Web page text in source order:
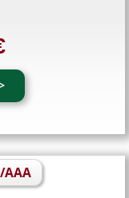
AAA